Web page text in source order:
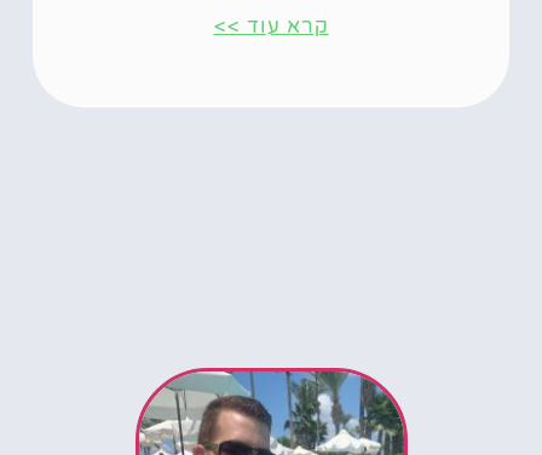
קרא עוד >>